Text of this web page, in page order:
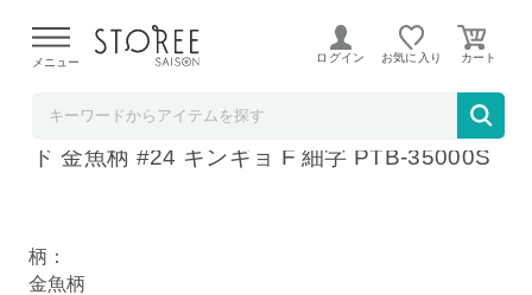
よる配送遅延が発生しております。
メニュー ログイン お気に入り
プラチナ万年筆 #3776CENTURY セルロイ
ド 金魚柄 #24 キンギョ F 細字 PTB-35000S
柄：
金魚柄